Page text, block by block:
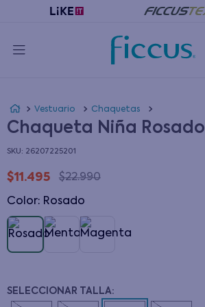
Vestuario Chaquetas
Chaqueta Niña Rosado
: 26207225201
$11 .495 $22.990
Color: rosado